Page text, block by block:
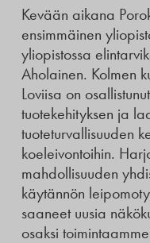
Kevään aikana
ensimmäinen
yliopistossa
Aholainen. Kolmen
Loviisa on
tuotekehityksen ja
tuoteturvallisuuden
koeleivontoihin.
mahdollisuuden
käytännön
saaneet uusia
osaksi